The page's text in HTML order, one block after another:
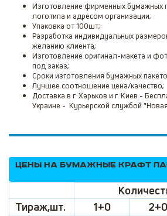
Изготовление фирменных бумажных
логотипа и адресом организации;
Упаковка от 100шт;
Разработка индивидуальных
желанию клиента;
Изготовление оригинал-макета и
под заказ;
Сроки изготовления бумажных
Лучшее соотношение цена/качество;
Доставка в г. Харьков и г. Киев -
Украине - Курьерской службой
Цены на бумажные крафт
Тираж,шт.
1+0 2+0